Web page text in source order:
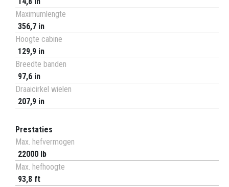
Maximumlengte
356,7 in
Hoogte cabine
129,9 in
Breedte banden
97,6 in
Draaicirkel wielen
207,9 in
Prestaties
Max. hefvermogen
22000 lb
Max. hefhoogte
93,8 ft